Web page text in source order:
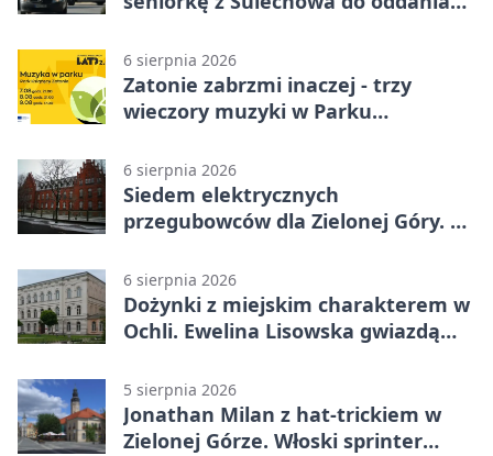
6 sierpnia 2026
Zatonie zabrzmi inaczej - trzy
wieczory muzyki w Parku
6 sierpnia 2026
Siedem elektrycznych
przegubowców dla Zielonej Góry. To
6 sierpnia 2026
Dożynki z miejskim charakterem w
Ochli. Ewelina Lisowska gwiazdą
5 sierpnia 2026
Jonathan Milan z hat-trickiem w
Zielonej Górze. Włoski sprinter